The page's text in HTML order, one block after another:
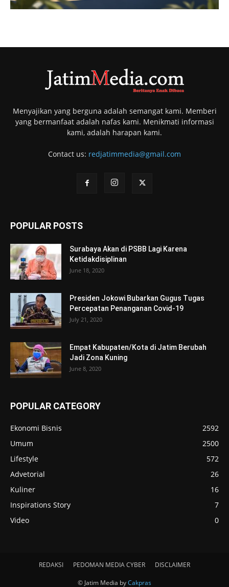
Menyajikan yang berguna adalah semangat kami. Memberi
yang bermanfaat adalah nafas kami. Menikmati informasi
kami, adalah harapan kami.
Contact us: redjatimmedia@gmail.com
POPULAR POSTS
Surabaya Akan di PSBB Lagi Karena
Ketidakdisiplinan
June 18, 2020
Presiden Jokowi Bubarkan Gugus Tugas
Percepatan Penanganan Covid-19
July 21, 2020
Empat Kabupaten/Kota di Jatim Berubah
Jadi Zona Kuning
June 8, 2020
POPULAR CATEGORY
Ekonomi Bisnis
2592
Umum
2500
Lifestyle
572
Advetorial
26
Kuliner
16
Inspirations Story
7
Video
0
REDAKSI PEDOMAN MEDIA CYBER DISCLAIMER
© Jatim Media byCakpras